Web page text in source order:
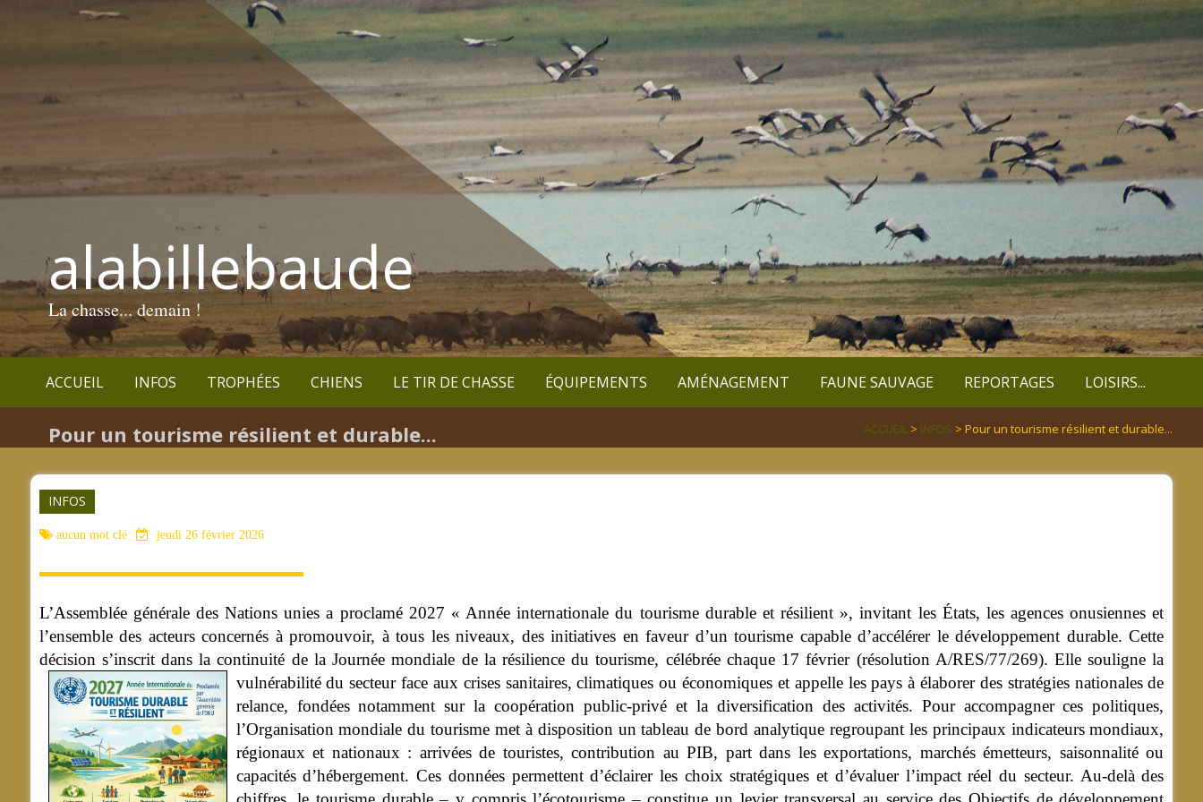
alabillebaude
La chasse... demain !
ACCUEIL INFOS TROPHÉES CHIENS LE TIR DE CHASSE ÉQUIPEMENTS AMÉNAGEMENT FAUNE SAUVAGE REPORTAGES LOISIRS...
Pour un tourisme résilient et durable... ACCUEIL > INFOS > Pour un tourisme résilient et durable...
INFOS
aucun mot clé jeudi 26 février 2026
L’Assemblée générale des Nations unies a proclamé 2027 « Année internationale du tourisme durable et résilient », invitant les États, les agences onusiennes et
l’ensemble des acteurs concernés à promouvoir, à tous les niveaux, des initiatives en faveur d’un tourisme capable d’accélérer le développement durable. Cette
décision s’inscrit dans la continuité de la Journée mondiale de la résilience du tourisme, célébrée chaque 17 février (résolution A/RES/77/269). Elle souligne la
vulnérabilité du secteur face aux crises sanitaires, climatiques ou économiques et appelle les pays à élaborer des stratégies nationales de
relance, fondées notamment sur la coopération public-privé et la diversification des activités. Pour accompagner ces politiques,
l’Organisation mondiale du tourisme met à disposition un tableau de bord analytique regroupant les principaux indicateurs mondiaux,
régionaux et nationaux : arrivées de touristes, contribution au PIB, part dans les exportations, marchés émetteurs, saisonnalité ou
capacités d’hébergement. Ces données permettent d’éclairer les choix stratégiques et d’évaluer l’impact réel du secteur. Au-delà des